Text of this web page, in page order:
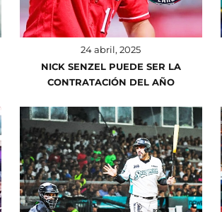
24 abril, 2025
NICK SENZEL PUEDE SER LA
CONTRATACIÓN DEL AÑO